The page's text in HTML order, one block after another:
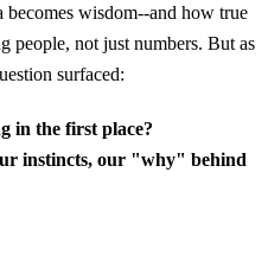
becomes wisdom--and how true
people, not just numbers. But as
surfaced:
in the first place?
instincts, our "why" behind